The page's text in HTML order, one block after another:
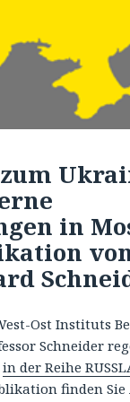
in
Ost Instituts
Schneider
in der Reihe
finden